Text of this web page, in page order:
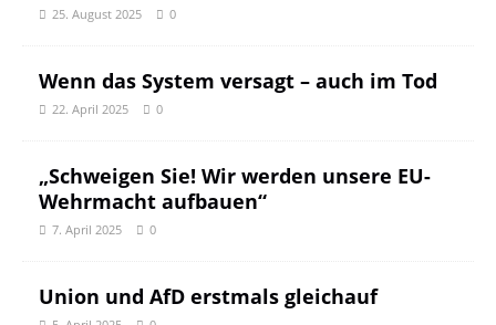
25. August 2025 0
Wenn das System versagt – auch im Tod
22. April 2025 0
„Schweigen Sie! Wir werden unsere EU-
Wehrmacht aufbauen“
7. April 2025 0
Union und AfD erstmals gleichauf